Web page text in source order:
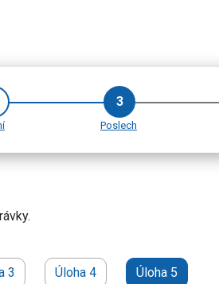
3
Poslech
3 Úloha 4 Úloha 5